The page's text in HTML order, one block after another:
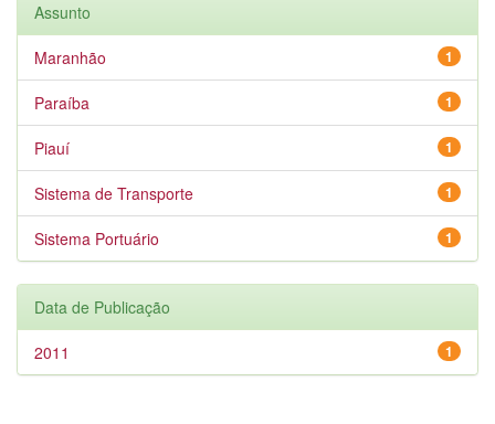
Assunto
1
Maranhão
1
Paraíba
1
Piauí
1
Sistema de Transporte
1
Sistema Portuário
Data de Publicação
1
2011